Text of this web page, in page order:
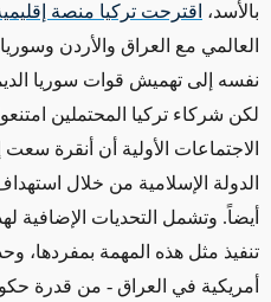
بالأسد، اقترحت تركيا منصة
العالمي مع العراق والأردن
نفسه إلى تهميش قوات سوريا
لكن شركاء تركيا المحتملين
الاجتماعات الأولية أن أنقرة
الدولة الإسلامية من خلال
أيضاً. وتشمل التحديات الإضافية
تنفيذ مثل هذه المهمة بمفردها،
أمريكية في العراق - من قدرة